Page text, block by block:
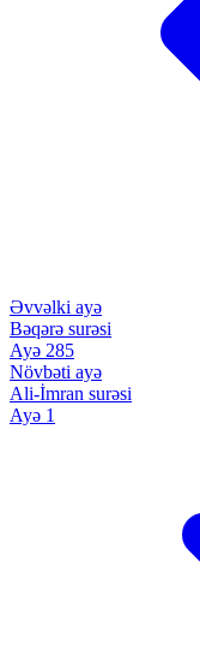
Əvvəlki ayə
Bəqərə surəsi
Ayə 285
Növbəti ayə
Ali-İmran surəsi
Ayə 1